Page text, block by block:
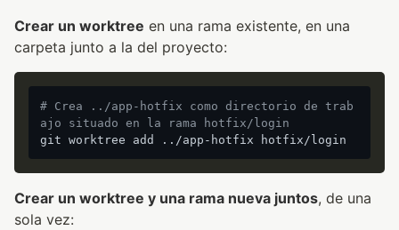
Crear un worktree en una rama existente, en una
carpeta junto a la del proyecto:
# Crea ../app-hotfix como directorio de trab
ajo situado en la rama hotfix/login
Crear un worktree y una rama nueva juntos, de una
sola vez: